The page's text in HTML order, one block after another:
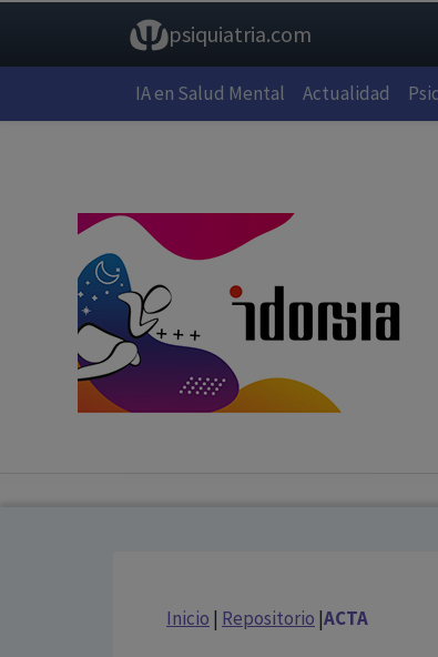
psiquiatria.com
IA en Salud Mental Actualidad
Inicio | Repositorio |ACTA